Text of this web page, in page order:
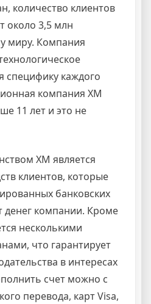
количество клиентов
около 3,5 млн
миру. Компания
специфику каждого
компания XM
11 лет и это не
XM является
клиентов, которые
банковских
денег компании. Кроме
несколькими
что гарантирует
в интересах
счет можно с
перевода, карт Visa,